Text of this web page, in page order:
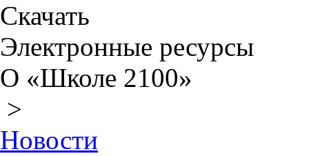
Скачать
Электронные ресурсы
О «Школе 2100»
>
Новости